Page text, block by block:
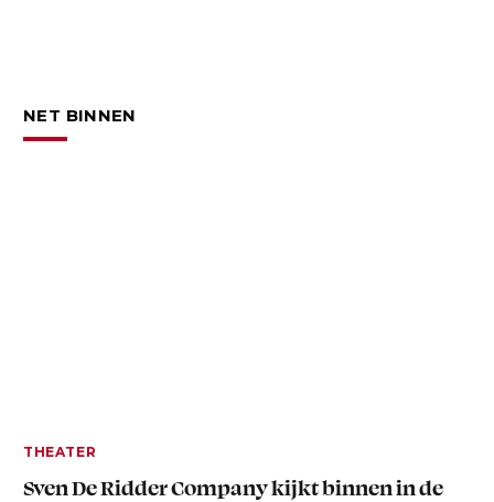
NET BINNEN
THEATER
Sven De Ridder Company kijkt binnen in de